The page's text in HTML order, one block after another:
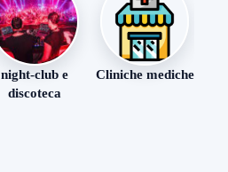
night-club e
discoteca
Cliniche mediche